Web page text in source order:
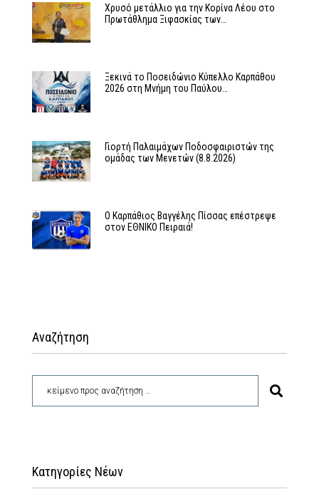
Χρυσό μετάλλιο για την Κορίνα Λέου στο
Πρωτάθλημα Ξιφασκίας των…
Ξεκινά το Ποσειδώνιο Κύπελλο Καρπάθου
2026 στη Μνήμη του Παύλου…
Γιορτή Παλαιμάχων Ποδοσφαιριστών της
ομάδας των Μενετών (8.8.2026)
Ο Καρπάθιος Βαγγέλης Πίσσας επέστρεψε
στον ΕΘΝΙΚΟ Πειραιά!
Αναζήτηση
Κατηγορίες Νέων